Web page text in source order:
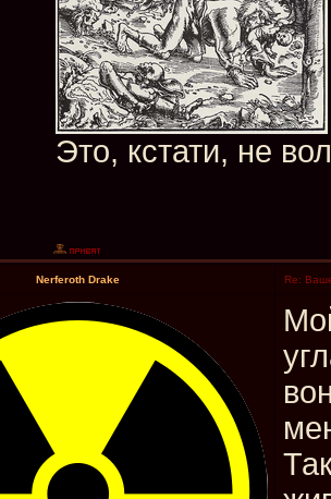
Это, кстати, не
Nerferoth Drake Re: